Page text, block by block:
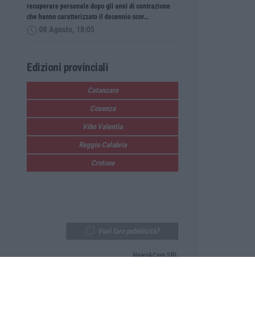
recuperare personale dopo gli anni di contrazione
che hanno caratterizzato il decennio scor…
08 Agosto, 18:05
Edizioni provinciali
Catanzaro
Cosenza
Vibo Valentia
Reggio Calabria
Crotone
News&Com SRL